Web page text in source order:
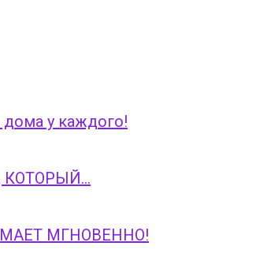
у каждого!
МГНОВЕННО!